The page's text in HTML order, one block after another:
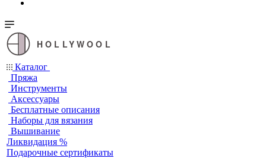
HOLLYWOOL
Каталог
Пряжа
Инструменты
Аксессуары
Бесплатные описания
Наборы для вязания
Вышивание
Ликвидация %
Подарочные сертификаты